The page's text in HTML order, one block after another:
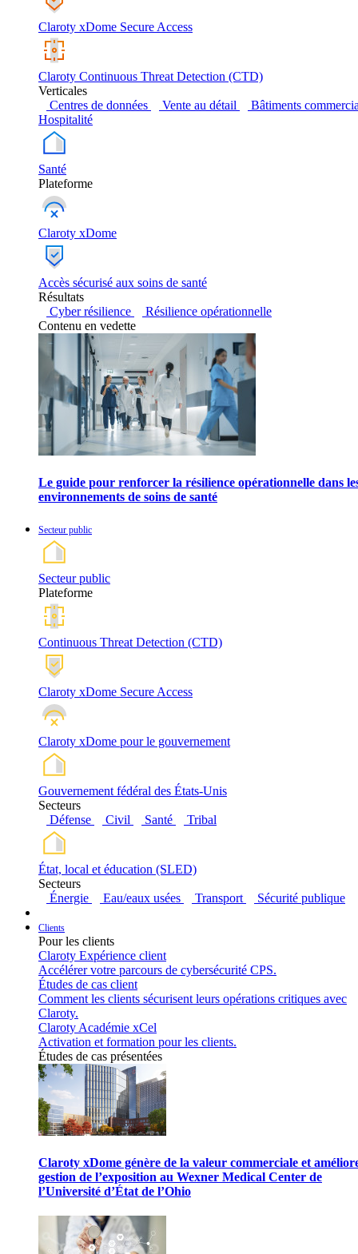
Claroty xDome Secure Access
Claroty Continuous Threat Detection (CTD)
Verticales
Centres de données
Vente au détail
Bâtiments
Hospitalité
Santé
Plateforme
Claroty xDome
Accès sécurisé aux soins de santé
Résultats
Cyber résilience
Résilience opérationnelle
Contenu en vedette
Le guide pour renforcer la résilience opérationnelle dans
environnements de soins de santé
Secteur public
Secteur public
Plateforme
Continuous Threat Detection (CTD)
Claroty xDome Secure Access
Claroty xDome pour le gouvernement
Gouvernement fédéral des États-Unis
Secteurs
Défense
Civil Santé Tribal
État, local et éducation (SLED)
Secteurs
Énergie
Eau/eaux usées Transport Sécurité publique
Clients
Pour les clients
Claroty Expérience client
Accélérer votre parcours de cybersécurité CPS.
Études de cas client
Comment les clients sécurisent leurs opérations critiques avec
Claroty.
Claroty Académie xCel
Activation et formation pour les clients.
Études de cas présentées
Claroty xDome génère de la valeur commerciale et
gestion de l’exposition au Wexner Medical Center de
l’Université d’État de l’Ohio